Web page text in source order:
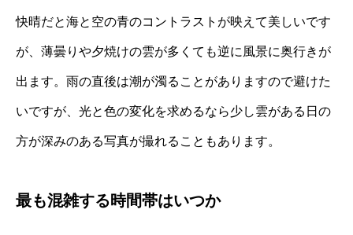
快晴だと海と空の青のコントラストが映えて美しいです
が、薄曇りや夕焼けの雲が多くても逆に風景に奥行きが
出ます。雨の直後は潮が濁ることがありますので避けた
いですが、光と色の変化を求めるなら少し雲がある日の
方が深みのある写真が撮れることもあります。
最も混雑する時間帯はいつか